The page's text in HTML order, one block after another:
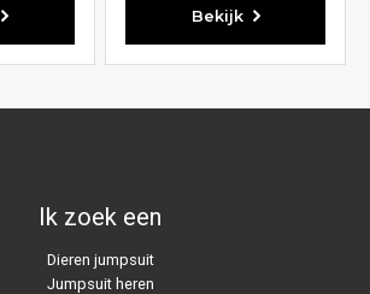
Bekijk
Ik zoek een
Dieren jumpsuit
Jumpsuit heren